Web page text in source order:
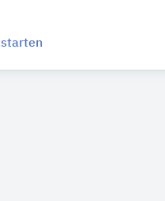
starten